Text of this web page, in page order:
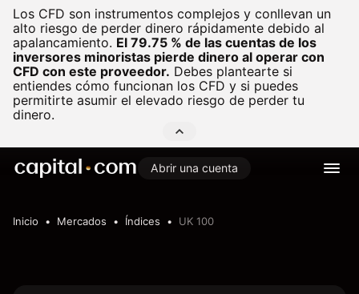
Los CFD son instrumentos complejos y conllevan un
alto riesgo de perder dinero rápidamente debido al
apalancamiento. El 79.75 % de las cuentas de los
inversores minoristas pierde dinero al operar con
CFD con este proveedor. Debes plantearte si
entiendes cómo funcionan los CFD y si puedes
permitirte asumir el elevado riesgo de perder tu
dinero.
Abrir una cuenta
Inicio Mercados Índices UK 100